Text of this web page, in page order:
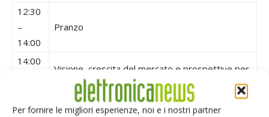
Per fornire le migliori esperienze, noi e i nostri partner
12:30
–
14:00
Pranzo
14:00
Visione, crescita del mercato e prospettive per
il futuro della stampa 3D per l’elettronica
14:30